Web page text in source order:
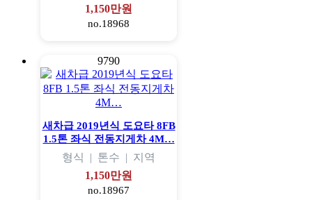
1,150만원
no.18968
9790
새차급 2019년식 도요타 8FB
1.5톤 좌식 전동지게차 4M…
형식 | 톤수 | 지역
1,150만원
no.18967